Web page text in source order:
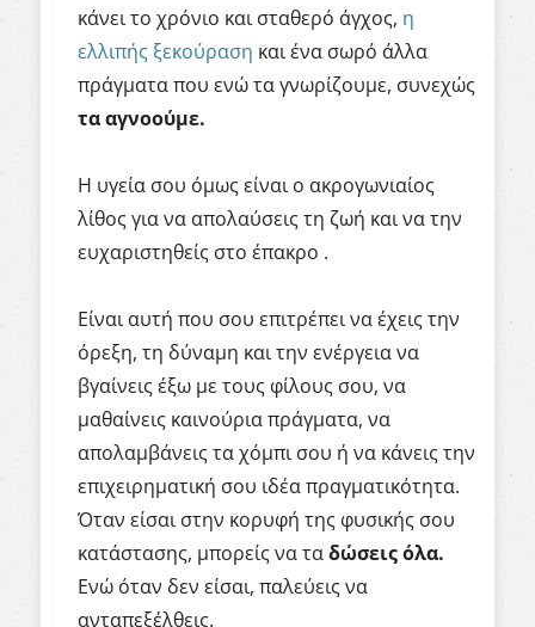
κάνει το χρόνιο και σταθερό άγχος, η
ελλιπής ξεκούραση και ένα σωρό άλλα
πράγματα που ενώ τα γνωρίζουμε, συνεχώς
τααγνοούμε.
Η υγεία σου όμως είναι ο ακρογωνιαίος
λίθος για να απολαύσεις τη ζωή και να την
ευχαριστηθείς στο έπακρο .
Είναι αυτή που σου επιτρέπει να έχεις την
όρεξη, τη δύναμη και την ενέργεια να
βγαίνεις έξω με τους φίλους σου, να
μαθαίνεις καινούρια πράγματα, να
απολαμβάνεις τα χόμπι σου ή να κάνεις την
επιχειρηματική σου ιδέα πραγματικότητα.
Όταν είσαι στην κορυφή της φυσικής σου
κατάστασης, μπορείς να ταδώσειςόλα.
Ενώ όταν δεν είσαι, παλεύεις να
ανταπεξέλθεις.